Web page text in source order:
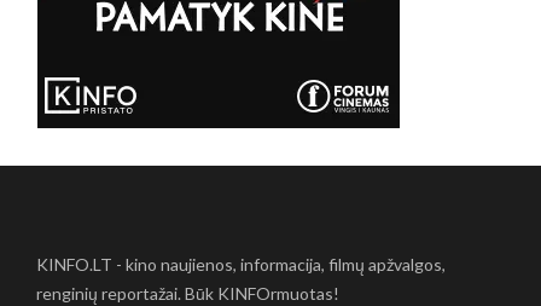
KINFO.LT - kino naujienos, informacija, filmų apžvalgos,
renginių reportažai. Būk KINFOrmuotas!